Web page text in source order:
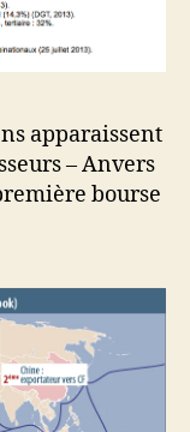
apparaissent
– Anvers
bourse